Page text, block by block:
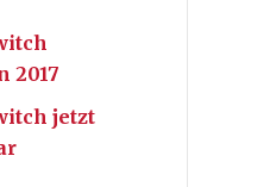
2017
jetzt